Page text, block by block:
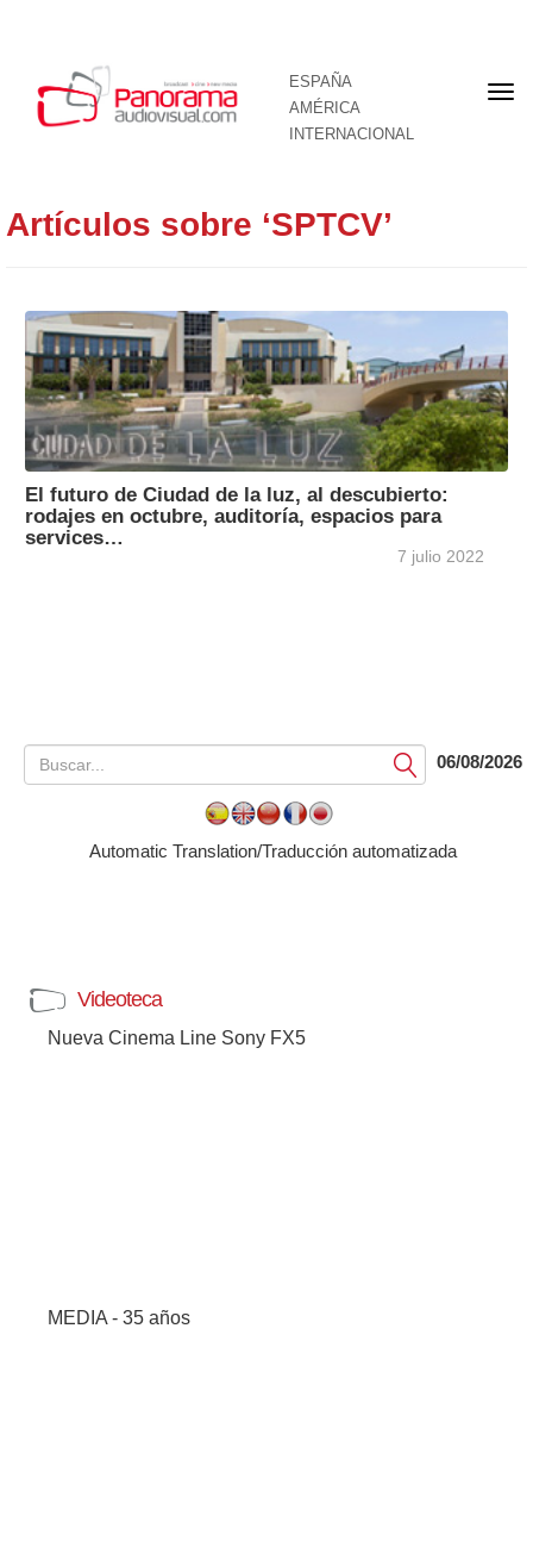
ESPAÑA
AMÉRICA
INTERNACIONAL
Artículos sobre ‘SPTCV’
El futuro de Ciudad de la luz, al descubierto:
rodajes en octubre, auditoría, espacios para
services…
7 julio 2022
Submit06/08/2026
Automatic Translation/Traducción automatizada
Videoteca
Nueva Cinema Line Sony FX5
MEDIA - 35 años